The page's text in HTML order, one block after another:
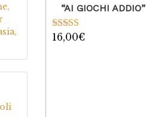
su
“AI GIOCHI ADDIO”
Valutato
16,00€